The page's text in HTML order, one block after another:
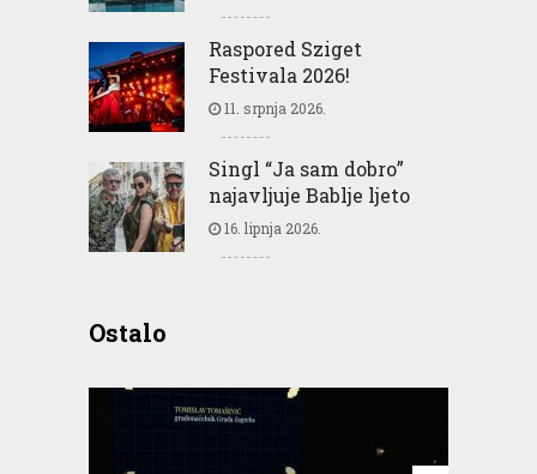
Raspored Sziget
Festivala 2026!
11. srpnja 2026.
Singl “Ja sam dobro”
najavljuje Bablje ljeto
16. lipnja 2026.
Ostalo